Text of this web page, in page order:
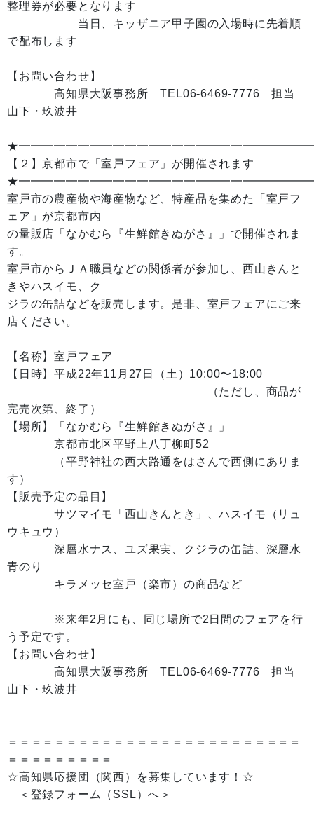
整理券が必要となります
当日、キッザニア甲子園の入場時に先着順
で配布します
【お問い合わせ】
高知県大阪事務所 TEL06-6469-7776 担当
山下・玖波井
【２】京都市で「室戸フェア」が開催されます
室戸市の農産物や海産物など、特産品を集めた「室戸フ
ェア」が京都市内
の量販店「なかむら『生鮮館きぬがさ』」で開催されま
す。
室戸市からＪＡ職員などの関係者が参加し、西山きんと
きやハスイモ、ク
ジラの缶詰などを販売します。是非、室戸フェアにご来
店ください。
【名称】室戸フェア
【日時】平成22年11月27日（土）10:00〜18:00
（ただし、商品が
完売次第、終了）
【場所】「なかむら『生鮮館きぬがさ』」
京都市北区平野上八丁柳町52
（平野神社の西大路通をはさんで西側にありま
す）
【販売予定の品目】
サツマイモ「西山きんとき」、ハスイモ（リュ
ウキュウ）
深層水ナス、ユズ果実、クジラの缶詰、深層水
青のり
キラメッセ室戸（楽市）の商品など
※来年2月にも、同じ場所で2日間のフェアを行
う予定です。
【お問い合わせ】
高知県大阪事務所 TEL06-6469-7776 担当
山下・玖波井
＝＝＝＝＝＝＝＝＝＝＝＝＝＝＝＝＝＝＝＝＝＝＝＝＝
＝＝＝＝＝＝＝＝＝
☆高知県応援団（関西）を募集しています！☆
＜登録フォーム（SSL）へ＞